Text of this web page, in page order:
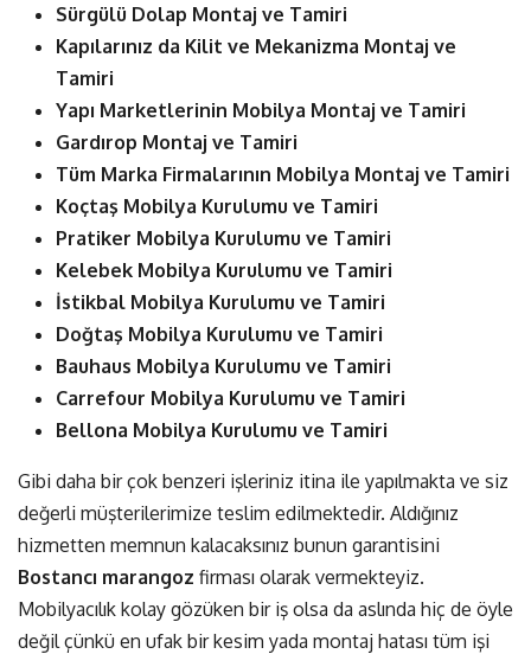
Sürgülü Dolap Montaj ve Tamiri
Kapılarınız da Kilit ve Mekanizma Montaj ve
Tamiri
Yapı Marketlerinin Mobilya Montaj ve Tamiri
Gardırop Montaj ve Tamiri
Tüm Marka Firmalarının Mobilya Montaj ve Tamiri
Koçtaş Mobilya Kurulumu ve Tamiri
Pratiker Mobilya Kurulumu ve Tamiri
Kelebek Mobilya Kurulumu ve Tamiri
İstikbal Mobilya Kurulumu ve Tamiri
Doğtaş Mobilya Kurulumu ve Tamiri
Bauhaus Mobilya Kurulumu ve Tamiri
Carrefour Mobilya Kurulumu ve Tamiri
Bellona Mobilya Kurulumu ve Tamiri
Gibi daha bir çok benzeri işleriniz itina ile yapılmakta ve siz
değerli müşterilerimize teslim edilmektedir. Aldığınız
hizmetten memnun kalacaksınız bunun garantisini
Bostancı marangoz firması olarak vermekteyiz.
Mobilyacılık kolay gözüken bir iş olsa da aslında hiç de öyle
değil çünkü en ufak bir kesim yada montaj hatası tüm işi